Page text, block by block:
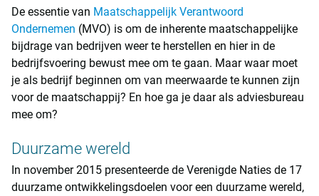
De essentie van Maatschappelijk Verantwoord
Ondernemen (MVO) is om de inherente maatschappelijke
bijdrage van bedrijven weer te herstellen en hier in de
bedrijfsvoering bewust mee om te gaan. Maar waar moet
je als bedrijf beginnen om van meerwaarde te kunnen zijn
voor de maatschappij? En hoe ga je daar als adviesbureau
mee om?
Duurzame wereld
In november 2015 presenteerde de Verenigde Naties de 17
duurzame ontwikkelingsdoelen voor een duurzame wereld,